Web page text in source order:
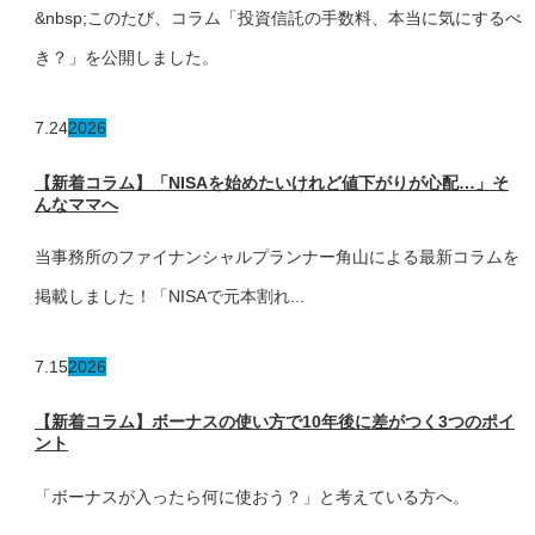
&nbsp;このたび、コラム「投資信託の手数料、本当に気にするべ
き？」を公開しました。
7.242026
【新着コラム】「NISAを始めたいけれど値下がりが心配…」そ
んなママへ
当事務所のファイナンシャルプランナー角山による最新コラムを
掲載しました！「NISAで元本割れ...
7.152026
【新着コラム】ボーナスの使い方で10年後に差がつく3つのポイ
ント
「ボーナスが入ったら何に使おう？」と考えている方へ。